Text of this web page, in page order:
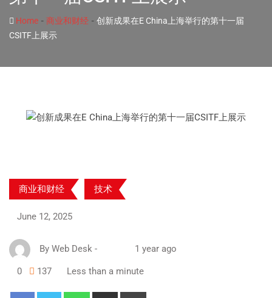
Home - 商业和财经 - 创新成果在E China上海举行的第十一届
CSITF上展示
商业和财经 技术
June 12, 2025
By Web Desk - 1 year ago
0 137 Less than a minute